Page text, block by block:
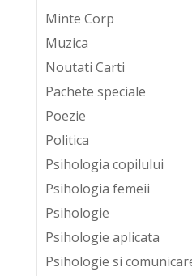
Minte Corp
Muzica
Noutati Carti
Pachete speciale
Poezie
Politica
Psihologia copilului
Psihologia femeii
Psihologie
Psihologie aplicata
Psihologie si